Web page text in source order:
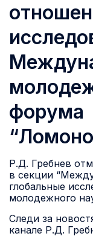
форума
Р.Д. Гребнев
в секции
глобальные
молодежного
Следи за
канале Р.Д.